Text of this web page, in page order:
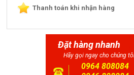
Thanh toán khi nhận hàng
Đặt hàng nhanh
Hãy gọi ngay cho chúng
0964 808084